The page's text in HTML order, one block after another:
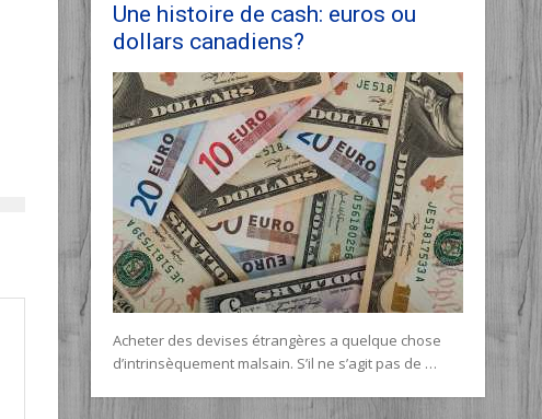
Une histoire de cash: euros ou
dollars canadiens?
Acheter des devises étrangères a quelque chose
d’intrinsèquement malsain. S’il ne s’agit pas de …